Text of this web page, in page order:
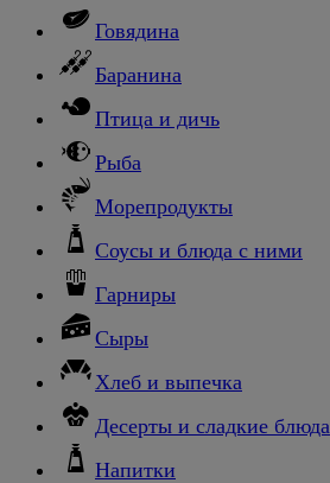
Говядина
Баранина
Птица и дичь
Рыба
Морепродукты
Соусы и блюда с ними
Гарниры
Сыры
Хлеб и выпечка
Десерты и сладкие блюда
Напитки